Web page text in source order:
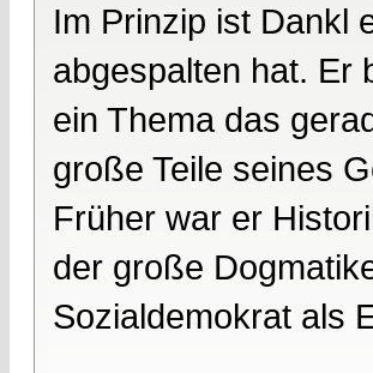
Im Prinzip ist Dankl
abgespalten hat. Er
ein Thema das
große Teile seines
Früher war er
der große
Sozialdemokrat als